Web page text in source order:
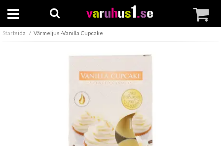
Startsida Värmeljus -Vanilla Cupcake